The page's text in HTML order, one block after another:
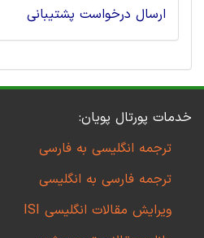
ارسال درخواست پشتیبانی
خدمات پورتال پویان:
ترجمه انگلیسی به فارسی
ترجمه فارسی به انگلیسی
ویرایش مقالات انگلیسی ISI